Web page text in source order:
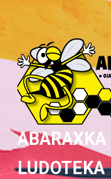
to
content
ABARAXKA
LUDOTEKA